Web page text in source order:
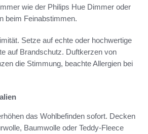
wie der Philips Hue Dimmer oder
beim Feinabstimmen.
Setze auf echte oder hochwertige
auf Brandschutz. Duftkerzen von
die Stimmung, beachte Allergien bei
das Wohlbefinden sofort. Decken
Baumwolle oder Teddy-Fleece